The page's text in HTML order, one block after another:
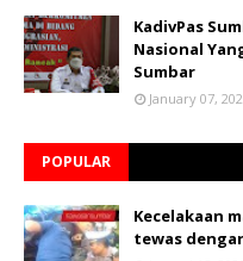
KadivPas
Nasional
Sumbar
January 07,
POPULAR
Kecelakaan
tewas